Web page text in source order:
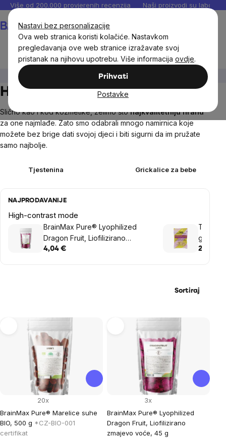
Nastavi bez personalizacije
Ova web stranica koristi kolačiće. Nastavkom
pregledavanja ove web stranice izražavate svoj
pristanak na njihovu upotrebu. Više informacija ovdje.
Prihvati
Postavke
Preskoči
sadržaj
Više od 200.000 provjerenih recenzija Naši proizvodi su
Prehrambene namirnice
Hrana za djecu
Slično kao i kod kozmetike, želimo štonajkvalitetniju hranu
za one najmlađe. Zato smo odabrali mnogo namirnica koje
možete bez brige dati svojoj djeci i biti sigurni da im pružate
samo najbolje.
Tjestenina Grickalice za bebe
NAJPRODAVANIJE
High-contrast mode
BrainMax Pure® Lyophilized
Dragon Fruit, Liofilizirano
zmajevo voće, 45 g
4,04 €
Tweek
2,41 €
Sortiraj
products
BrainMax Pure® Marelice suhe
BIO, 500 g *CZ-BIO-001
certifikat
20x
BrainMax Pure® Lyophilized
Dragon Fruit, Liofilizirano
zmajevo voće, 45 g
3x